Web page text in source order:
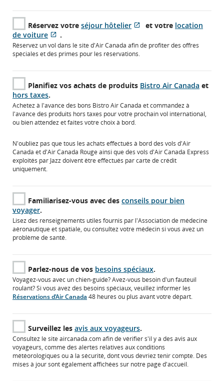
Réservez votre séjour hôtelier
dans
une
fenêtre
Web
externe
pourrait
ne
pas
les
directives
d’accessibilité
ou
linguistiques.
et votre location
de voiture
S'ouvre
dans
nouvelle
fenêtre
Site
Web
qui
pourrait
ne
respecter
les
matière
d’accessibilité
préférences
.
Réservez un vol dans le site d'Air Canada afin de profiter des offres
spéciales et des primes pour les réservations.
Planifiez vos achats de produits Bistro Air Canada et
hors taxes.
Achetez à l'avance des bons Bistro Air Canada et commandez à
l'avance des produits hors taxes pour votre prochain vol international,
ou bien attendez et faites votre choix à bord.
N'oubliez pas que tous les achats effectués à bord des vols d'Air
Canada et d'Air Canada Rouge ainsi que des vols d'Air Canada Express
exploités par Jazz doivent être effectués par carte de crédit
uniquement.
Familiarisez-vous avec des conseils pour bien
voyager.
Lisez des renseignements utiles fournis par l'Association de médecine
aéronautique et spatiale, ou consultez votre médecin si vous avez un
problème de santé.
Parlez-nous de vos besoins spéciaux.
Voyagez-vous avec un chien-guide? Avez-vous besoin d'un fauteuil
roulant? Si vous avez des besoins spéciaux, veuillez informer les
Réservations d’Air Canada 48 heures ou plus avant votre départ.
Surveillez les avis aux voyageurs.
Consultez le site aircanada.com afin de vérifier s'il y a des avis aux
voyageurs, comme des alertes relatives aux conditions
météorologiques ou à la sécurité, dont vous devriez tenir compte. Des
mises à jour sont également affichées sur notre page d'accueil.